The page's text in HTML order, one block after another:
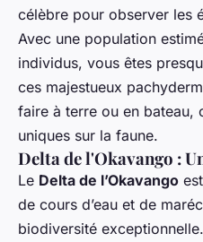
célèbre pour observer les
Avec une population
individus, vous êtes
ces majestueux
faire à terre ou en bateau,
uniques sur la faune.
Delta de l'Okavango :
Le Delta de l’Okavango
de cours d’eau et de
biodiversité